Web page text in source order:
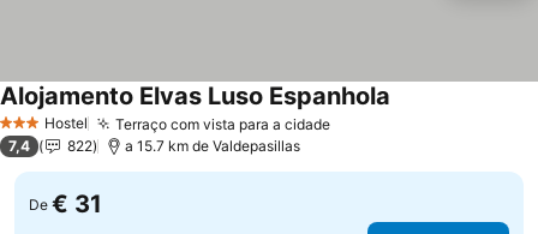
3 EstrelasHostel Terraço com vista para a cidadeVer preços
Alojamento Elvas Luso Espanhola
7,4 822 a 15.7 km de Valdepasillas
De € 31